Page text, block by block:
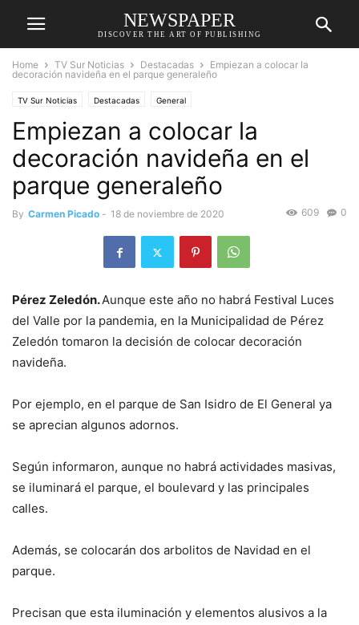
NEWSPAPER
DISCOVER THE ART OF PUBLISHING
Home TV Sur Noticias Destacadas
Empiezan a colocar la
decoración navideña en el parque generaleño
TV Sur Noticias Destacadas General
Empiezan a colocar la
decoración navideña en el
parque generaleño
By Carmen Picado - 18 de noviembre de 2020 0
609
Pérez Zeledón.Aunque este año no habrá Festival Luces
del Valle por la pandemia, en la Municipalidad de Pérez
Zeledón tomaron la decisión de colocar decoración
navideña.
Por ejemplo, en el parque de San Isidro de El General ya
se aprecian algunos adornos.
Según informaron, aunque no habrá actividades masivas,
se iluminará el parque, el boulevard y las principales
calles.
Además, se colocarán dos arbolitos de Navidad en el
parque.
Precisan que esta iluminación y elementos alusivos a la